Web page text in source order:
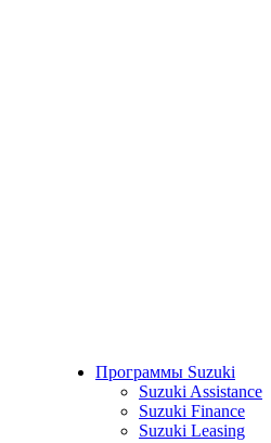
Программы Suzuki
Suzuki Assistance
Suzuki Finance
Suzuki Leasing